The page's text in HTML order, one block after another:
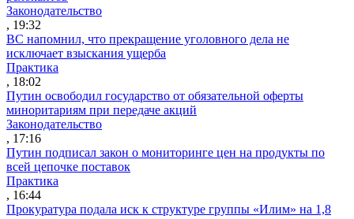
Законодательство
, 19:32
ВС напомнил, что прекращение уголовного дела не
исключает взыскания ущерба
Практика
, 18:02
Путин освободил государство от обязательной оферты
миноритариям при передаче акций
Законодательство
, 17:16
Путин подписал закон о мониторинге цен на продукты по
всей цепочке поставок
Практика
, 16:44
Прокуратура подала иск к структуре группы «Илим» на 1,8